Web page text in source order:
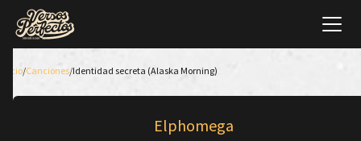
Inicio/Canciones/Identidad secreta (Alaska Morning)
Elphomega